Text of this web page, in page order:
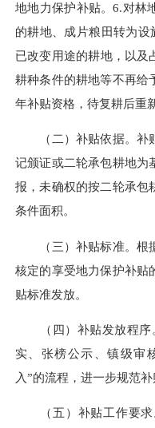
地地力保护补贴。6.对林
的耕地、成片粮田转为
已改变用途的耕地，以及
耕种条件的耕地等不再给
年补贴资格，待复耕后重
（二）补贴依据。补
记颁证或二轮承包耕地为
报，未确权的按二轮承包
条件面积。
（三）补贴标准。根
核定的享受地力保护补贴
贴标准发放。
（四）补贴发放程序
实、张榜公示、镇级审
入”的流程，进一步规范补
（五）补贴工作要求